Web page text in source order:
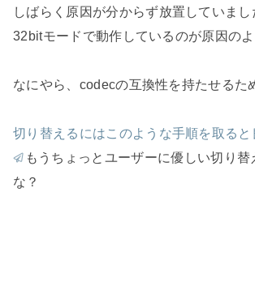
しばらく原因が分からず放置していま
32bitモードで動作しているのが原因のよ
なにやら、codecの互換性を持たせるた
切り替えるにはこのような手順を取ると
もうちょっとユーザーに優しい切り替
な？